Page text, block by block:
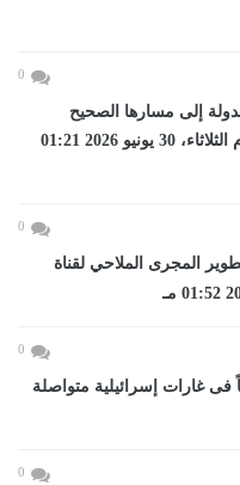
0
أعادت الدولة إلى مسارها الصحيح
ورسخت دعائم الاستقرار...اليوم الثلاثاء، 30 يونيو 2026 01:21
0
المجرى الملاحي لقناة
0
طفلان و27 مصاباً فى غارات إسرائيلية متواصلة
0